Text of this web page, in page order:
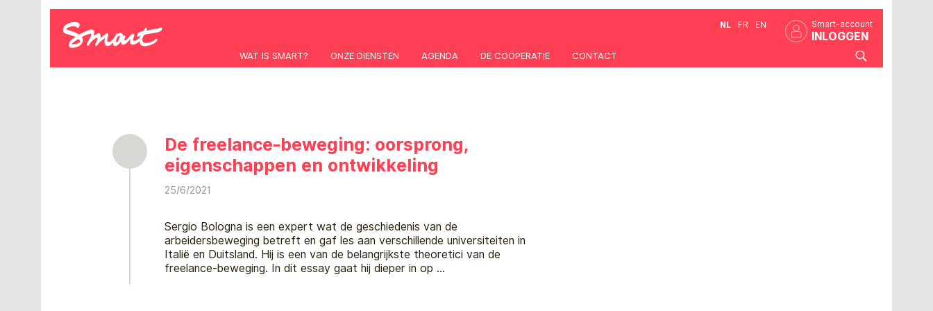
Smart-account
INLOGGEN
NL FR EN
WAT IS SMART? ONZE DIENSTEN AGENDA DE COÖPERATIE CONTACT
De freelance-beweging: oorsprong,
eigenschappen en ontwikkeling
25/6/2021
Sergio Bologna is een expert wat de geschiedenis van de
arbeidersbeweging betreft en gaf les aan verschillende universiteiten in
Italië en Duitsland. Hij is een van de belangrijkste theoretici van de
freelance-beweging. In dit essay gaat hij dieper in op …